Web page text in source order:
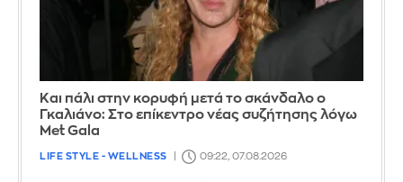
Και πάλι στην κορυφή μετά το σκάνδαλο ο
Γκαλιάνο: Στο επίκεντρο νέας συζήτησης λόγω
Met Gala
LIFE STYLE - WELLNESS 09:22, 07.08.2026